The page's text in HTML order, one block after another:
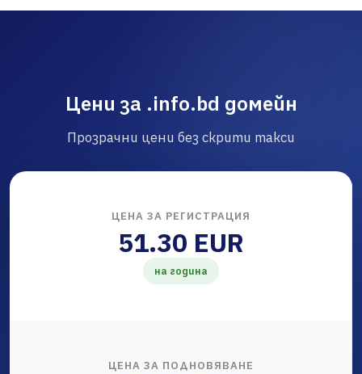
Цени за .info.bd домейн
Прозрачни цени без скрити такси
ЦЕНА ЗА РЕГИСТРАЦИЯ
51.30 EUR
на година
ЦЕНА ЗА ПОДНОВЯВАНЕ